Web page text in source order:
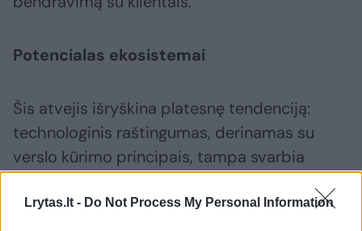
Lrytas.lt - Do Not Process My Personal Information
Potencialas ekosistemai
Šis atvejis išryškina platesnę tendenciją:
technologinis raštingumas, derinamas su
verslo kūrimo principais, tampa svarbia
LJA MMB programoje mokiniai įgyja ne tik